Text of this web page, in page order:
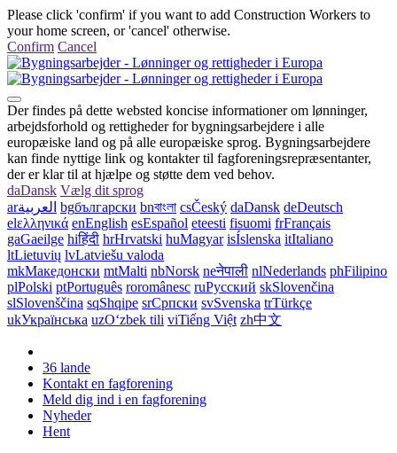
Please click 'confirm' if you want to add Construction Workers to
your home screen, or 'cancel' otherwise.
Confirm Cancel
Der findes på dette websted koncise informationer om lønninger,
arbejdsforhold og rettigheder for bygningsarbejdere i alle
europæiske land og på alle europæiske sprog. Bygningsarbejdere
kan finde nyttige link og kontakter til fagforeningsrepræsentanter,
der er klar til at hjælpe og støtte dem ved behov.
daDansk Vælg dit sprog
arالعربية bgбългарски bnবাংলা csČeský daDansk deDeutsch
elελληνικά enEnglish esEspañol eteesti fisuomi frFrançais
gaGaeilge hiहिंदी hrHrvatski huMagyar isÍslenska itItaliano
ltLietuvių lvLatviešu valoda
mkМакедонски mtMalti nbNorsk neनेपाली nlNederlands phFilipino
plPolski ptPortuguês roromânesc ruРусский skSlovenčina
slSlovenščina sqShqipe srСрпски svSvenska trTürkçe
ukУкраїнська uzOʻzbek tili viTiếng Việt zh中文
36 lande
Kontakt en fagforening
Meld dig ind i en fagforening
Nyheder
Hent